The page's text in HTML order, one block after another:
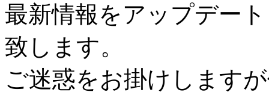
最新情報をアップデー
致します。
ご迷惑をお掛けします